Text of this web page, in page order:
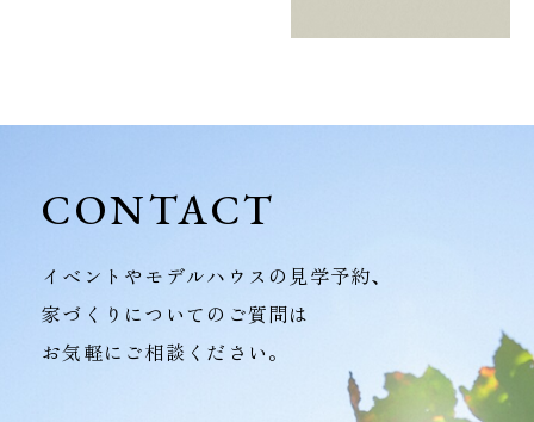
CONTACT
イベントやモデルハウスの見学予約、
家づくりについてのご質問は
お気軽にご相談ください。